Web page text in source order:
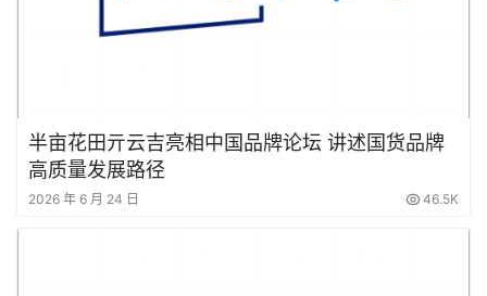
半亩花田亓云吉亮相中国品牌论坛 讲述国货品牌
高质量发展路径
2026 年 6 月 24 日 46.5K